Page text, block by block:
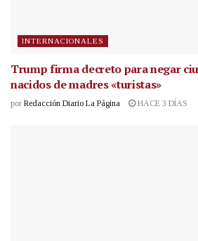
INTERNACIONALES
Trump firma decreto para negar
nacidos de madres «turistas»
por Redacción Diario La Página HACE 3 DÍAS